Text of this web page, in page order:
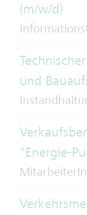
(m/w/d)
und
"Energie-